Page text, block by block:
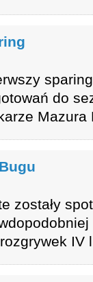
do
Mazura
zostały
IV